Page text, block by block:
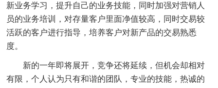
新业务学习，提升自己的业务技能，同时加强对营销人
员的业务培训，对存量客户里面净值较高，同时交易较
活跃的客户进行指导，培养客户对新产品的交易熟悉
度。
新的一年即将展开，竞争还将延续，但机会却相对
有限，个人认为只有和谐的团队，专业的技能，热诚的